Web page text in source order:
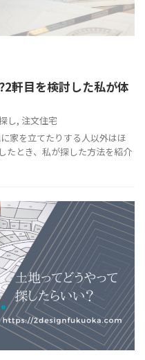
軒目を検討した私が体
し, 注文住宅
家を立てたりする人以外はほ
とき、私が探した方法を紹介